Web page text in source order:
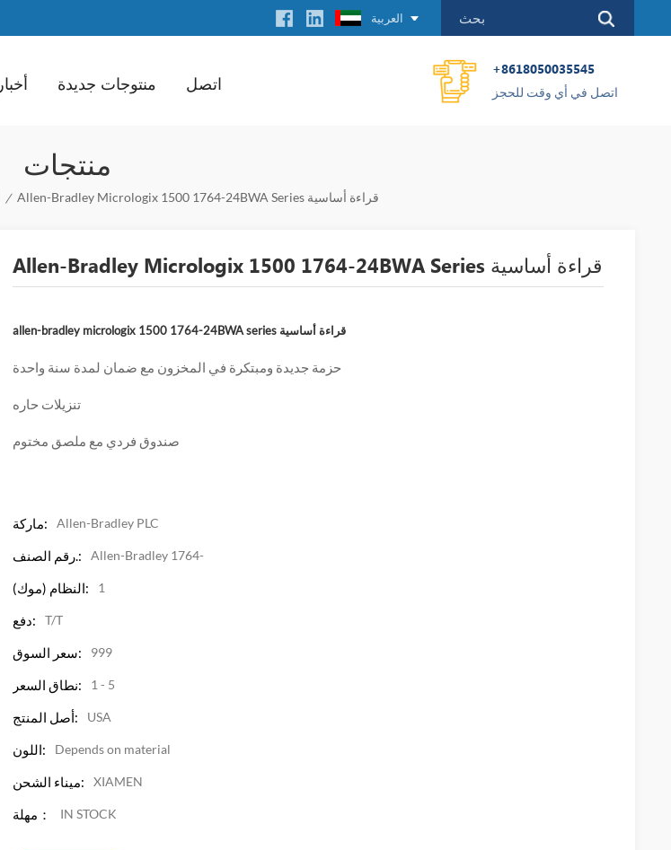
العربية
أخبار منتوجات جديدة اتصل
+8618050035545
اتصل في أي وقت للحجز
منتجات
/ Allen-Bradley Micrologix 1500 1764-24BWA Series قراءة أساسية
Allen-Bradley Micrologix 1500 1764-24BWA Series قراءة أساسية
allen-bradley micrologix 1500 1764-24BWA series قراءة أساسية
حزمة جديدة ومبتكرة في المخزون مع ضمان لمدة سنة واحدة
تنزيلات حاره
صندوق فردي مع ملصق مختوم
ماركة: Allen-Bradley PLC
رقم الصنف.: Allen-Bradley 1764-
النظام (موك): 1
دفع: T/T
سعر السوق: 999
نطاق السعر: 1 - 5
أصل المنتج: USA
اللون: Depends on material
ميناء الشحن: XIAMEN
مهلة： IN STOCK